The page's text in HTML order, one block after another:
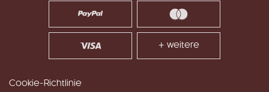
+ weitere
Cookie-Richtlinie